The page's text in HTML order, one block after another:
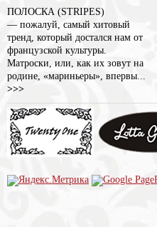
ПОЛОСКА (STRIPES)
— пожалуй, самый хитовый
тренд, который достался нам от
французской культуры.
Матроски, или, как их зовут на
родине, «мариньеры», впервы...
>>>